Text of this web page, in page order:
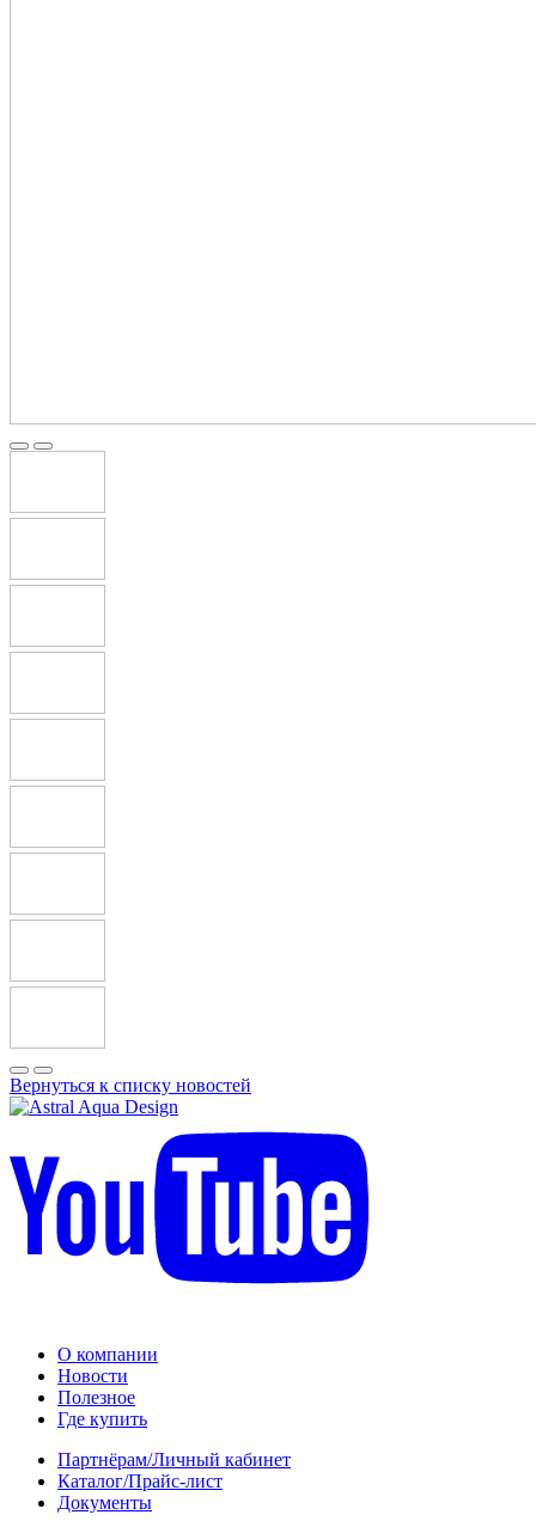
Вернуться к списку новостей
О компании
Новости
Полезное
Где купить
Партнёрам/Личный кабинет
Каталог/Прайс-лист
Документы